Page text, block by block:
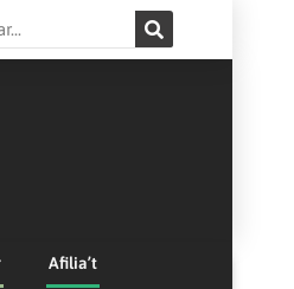
Afilia’t